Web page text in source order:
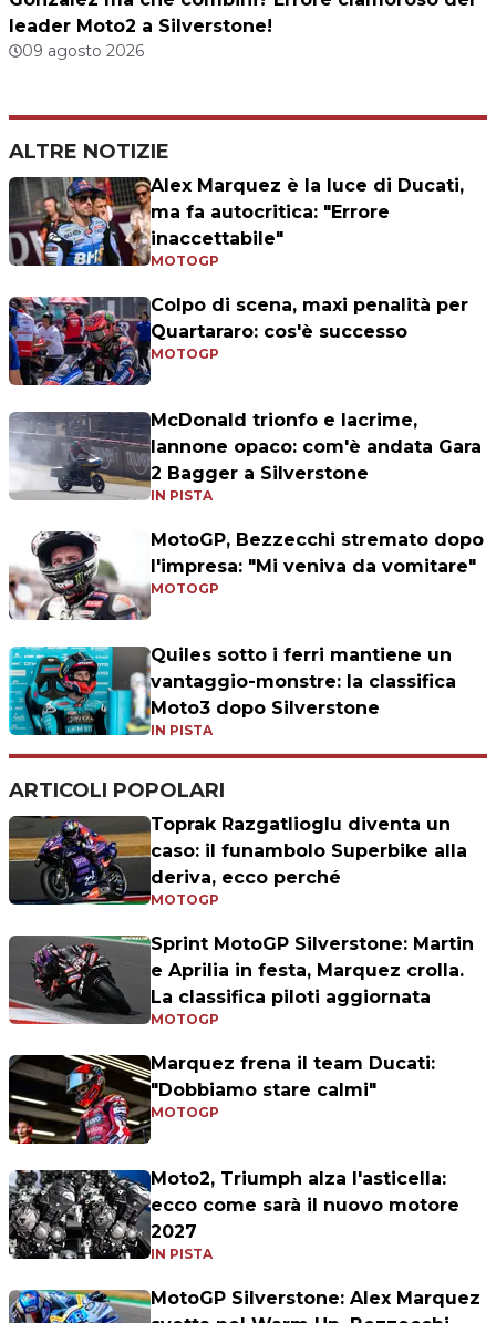
leader Moto2 a Silverstone!
09 agosto 2026
ALTRE NOTIZIE
Alex Marquez è la luce di Ducati,
ma fa autocritica: "Errore
inaccettabile"
MOTOGP
Colpo di scena, maxi penalità per
Quartararo: cos'è successo
MOTOGP
McDonald trionfo e lacrime,
Iannone opaco: com'è andata Gara
2 Bagger a Silverstone
IN PISTA
MotoGP, Bezzecchi stremato dopo
l'impresa: "Mi veniva da vomitare"
MOTOGP
Quiles sotto i ferri mantiene un
vantaggio-monstre: la classifica
Moto3 dopo Silverstone
IN PISTA
ARTICOLI POPOLARI
Toprak Razgatlioglu diventa un
caso: il funambolo Superbike alla
deriva, ecco perché
MOTOGP
Sprint MotoGP Silverstone: Martin
e Aprilia in festa, Marquez crolla.
La classifica piloti aggiornata
MOTOGP
Marquez frena il team Ducati:
"Dobbiamo stare calmi"
MOTOGP
Moto2, Triumph alza l'asticella:
ecco come sarà il nuovo motore
2027
IN PISTA
MotoGP Silverstone: Alex Marquez